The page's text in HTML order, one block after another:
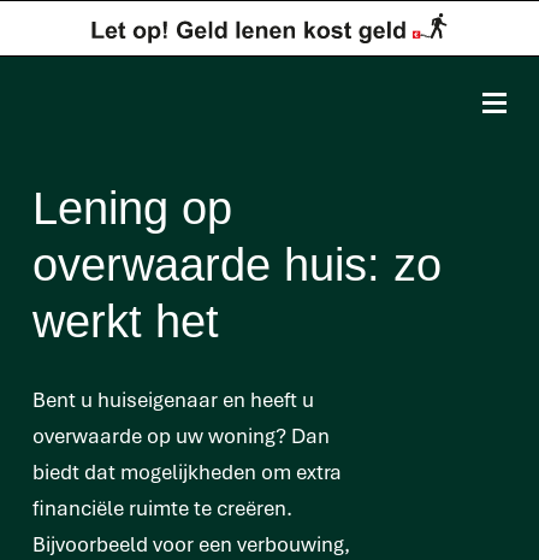
Lening op
overwaarde huis: zo
werkt het
Bent u huiseigenaar en heeft u
overwaarde op uw woning? Dan
biedt dat mogelijkheden om extra
financiële ruimte te creëren.
Bijvoorbeeld voor een verbouwing,